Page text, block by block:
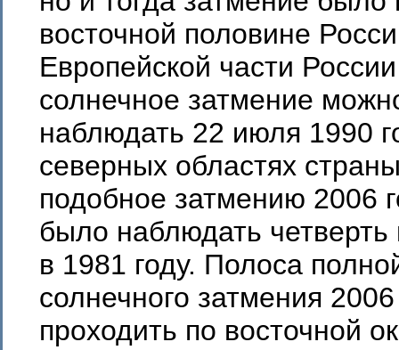
восточной половине
Европейской части
солнечное затмение
наблюдать 22 июля 1990
северных областях
подобное затмению 2006
было наблюдать четверть
в 1981 году. Полоса
солнечного затмения
проходить по восточной